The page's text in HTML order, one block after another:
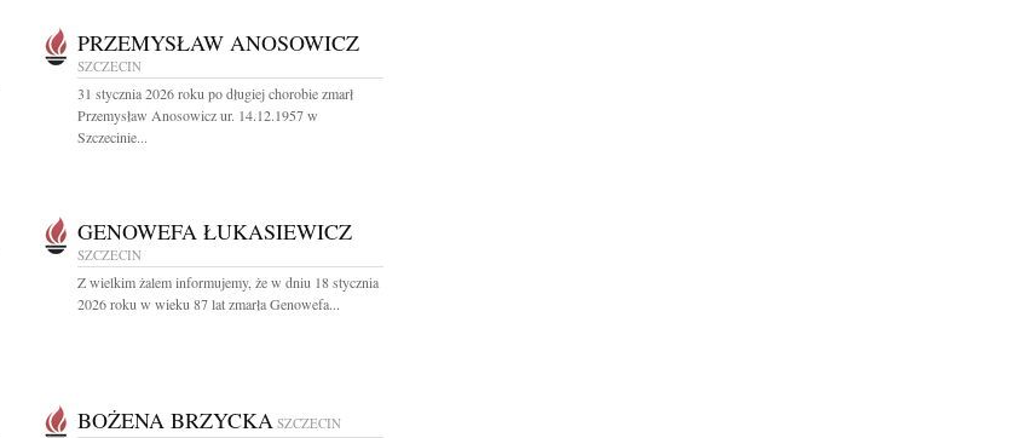
PRZEMYSŁAW ANOSOWICZ
SZCZECIN
31 stycznia 2026 roku po długiej chorobie zmarł
Przemysław Anosowicz ur. 14.12.1957 w
Szczecinie...
GENOWEFA ŁUKASIEWICZ
SZCZECIN
Z wielkim żalem informujemy, że w dniu 18 stycznia
2026 roku w wieku 87 lat zmarła Genowefa...
BOŻENA BRZYCKA SZCZECIN